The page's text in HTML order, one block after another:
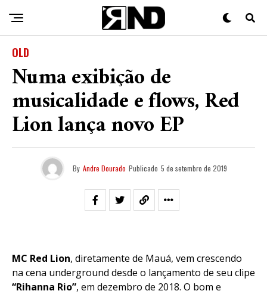
OLD
Numa exibição de
musicalidade e flows, Red
Lion lança novo EP
By Andre Dourado Publicado 5 de setembro de 2019
MC Red Lion, diretamente de Mauá, vem crescendo
na cena underground desde o lançamento de seu clipe
“Rihanna Rio”, em dezembro de 2018. O bom e